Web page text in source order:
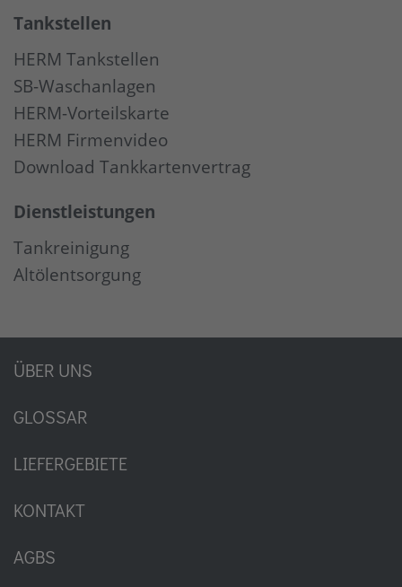
Tankstellen
HERM Tankstellen
SB-Waschanlagen
HERM-Vorteilskarte
HERM Firmenvideo
Download Tankkartenvertrag
Dienstleistungen
Tankreinigung
Altölentsorgung
ÜBER UNS
GLOSSAR
LIEFERGEBIETE
KONTAKT
AGBS